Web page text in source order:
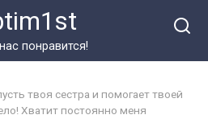
понравится!
твоя сестра и помогает твоей
Хватит постоянно меня